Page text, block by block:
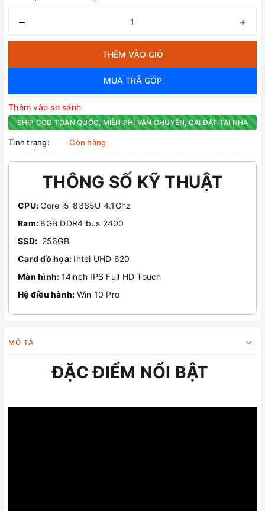
– +
THÊM VÀO GIỎ
MUA TRẢ GÓP
Thêm vào so sánh
SHIP COD TOÀN QUỐC, MIỄN PHÍ VẬN CHUYỂN, CÀI ĐẶT TẠI NHÀ
Tình trạng: Còn hàng
THÔNG SỐ KỸ THUẬT
CPU:Core i5-8365U 4.1Ghz
Ram: 8GB DDR4 bus 2400
SSD: 256GB
Card đồ họa: Intel UHD 620
Màn hình: 14inch IPS Full HD Touch
Hệ điều hành: Win 10 Pro
MÔ TẢ
ĐẶC ĐIỂM NỔI BẬT